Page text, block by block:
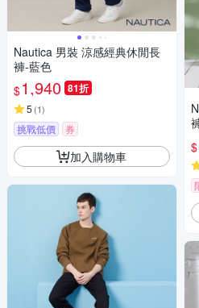
Nautica 男裝 涼感經典休閒長
褲-藍色
$1,940 81折
5 (1)
挑戰低價 券
加入購物車
$